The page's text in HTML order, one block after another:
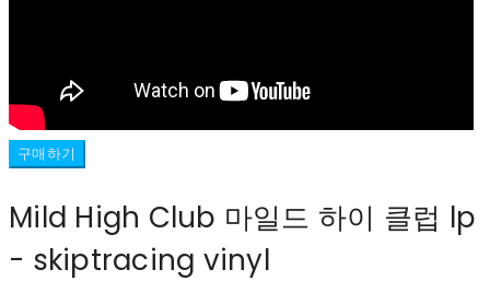
구매하기
Mild High Club 마일드 하이 클럽 lp
- skiptracing vinyl